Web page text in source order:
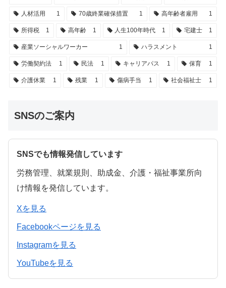
人材活用 1 70歳終業確保措置 1 高年齢者雇用 1
所得税 1 高年齢 1 人生100年時代 1 宅建士 1
産業ソーシャルワーカー 1 ハラスメント 1
労働契約法 1 民法 1 キャリアパス 1 保育 1
介護休業 1 残業 1 傷病手当 1 社会福祉士 1
SNSのご案内
SNSでも情報発信しています
労務管理、就業規則、助成金、介護・福祉事業所向
け情報を発信しています。
Xを見る
Facebookページを見る
Instagramを見る
YouTubeを見る